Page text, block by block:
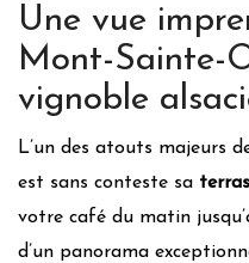
Bannissement des
Utilisation d’appareils
Déplacements
Système de prêt/location
Navette entre la gare et
Informations relatives
Hébergement accessible
Boite à livres
Une vue
Mont-Sainte-
vignoble
L’un des atouts majeurs
est sans conteste sa
votre café du matin
d’un panorama